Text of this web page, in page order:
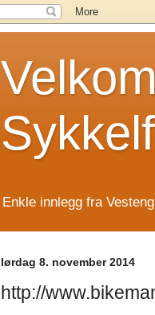
Enkle innlegg fra
lørdag 8. november 2014
http://